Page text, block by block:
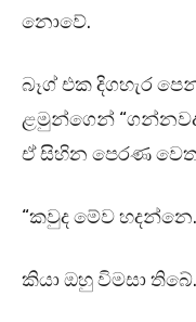
නොවේ.
බෑග් එක දිගහැර
ළමුන්ගෙන්
ඒ සිහින පෙරණ
“කවුද මේව
කියා ඔහු විමසා තිබේ.